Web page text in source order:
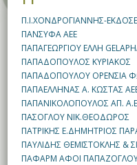
Π.Ι.ΧΟΝΔΡΟΓΙΑΝΝΗΣ-
ΠΑΝΣΥΦΑ ΑΕΕ
ΠΑΠΑΓΕΩΡΓΙΟΥ ΕΛΛΗ
ΠΑΠΑΔΟΠΟΥΛΟΣ ΚΥΡΙΑΚΟΣ
ΠΑΠΑΔΟΠΟΥΛΟΥ ΟΡΕΝΣΙΑ
ΠΑΠΑΕΛΛΗΝΑΣ Α. ΚΩΣΤΑΣ
ΠΑΠΑΝΙΚΟΛΟΠΟΥΛΟΣ ΑΠ.
ΠΑΣΟΓΛΟΥ ΝΙΚ.ΘΕΟΔΩΡΟΣ
ΠΑΤΡΙΚΗΣ Ε.ΔΗΜΗΤΡΙΟΣ
ΠΑΥΛΙΔΗΣ ΘΕΜΙΣΤΟΚΛΗΣ &
ΠΑΦΑΡΜ ΑΦΟΙ